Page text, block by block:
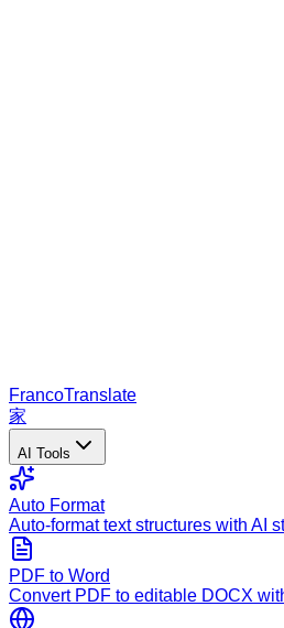
FrancoTranslate
家
AI Tools
Auto Format
Auto-format text structures with AI
PDF to Word
Convert PDF to editable DOCX